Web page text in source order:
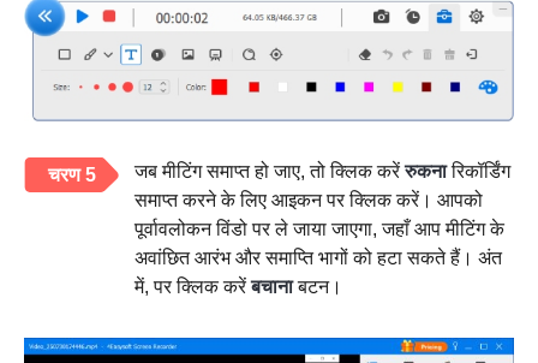
चरण 5 जब मीटिंग समाप्त हो जाए, तो क्लिक करेंरुकनारिकॉर्डिंग
समाप्त करने के लिए आइकन पर क्लिक करें। आपको
पूर्वावलोकन विंडो पर ले जाया जाएगा, जहाँ आप मीटिंग के
अवांछित आरंभ और समाप्ति भागों को हटा सकते हैं। अंत
में, पर क्लिक करेंबचानाबटन।